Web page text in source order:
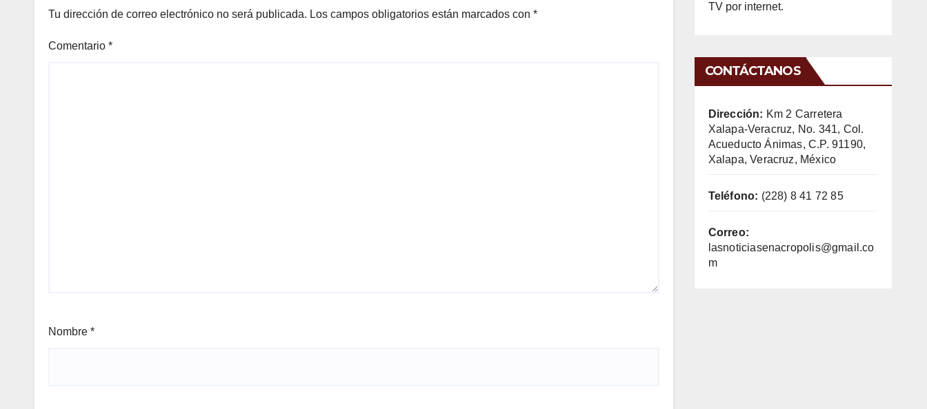
Tu dirección de correo electrónico no será publicada. Los campos obligatorios están marcados con *
Comentario *
Nombre *
TV por internet.
CONTÁCTANOS
Dirección: Km 2 Carretera
Xalapa-Veracruz, No. 341, Col.
Acueducto Ánimas, C.P. 91190,
Xalapa, Veracruz, México
Teléfono: (228) 8 41 72 85
Correo:
lasnoticiasenacropolis@gmail.co
m